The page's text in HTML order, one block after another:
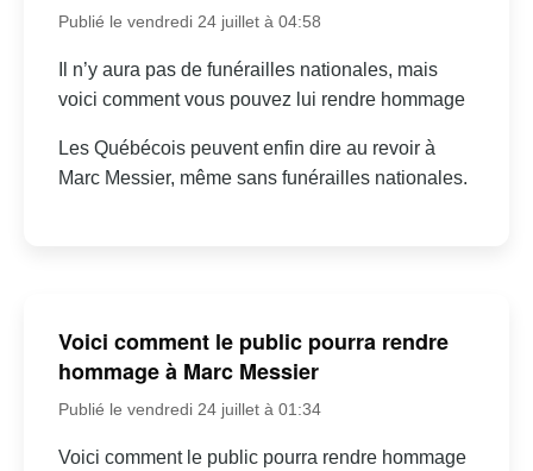
Publié le vendredi 24 juillet à 04:58
Il n’y aura pas de funérailles nationales, mais
voici comment vous pouvez lui rendre hommage
Les Québécois peuvent enfin dire au revoir à
Marc Messier, même sans funérailles nationales.
Voici comment le public pourra rendre
hommage à Marc Messier
Publié le vendredi 24 juillet à 01:34
Voici comment le public pourra rendre hommage